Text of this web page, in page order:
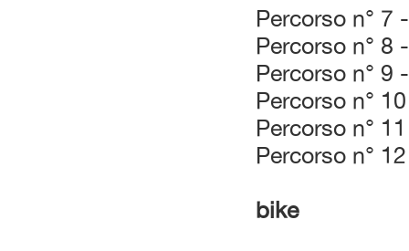
Percorso n° 7
Percorso n° 8
Percorso n° 9
Percorso n°
Percorso n°
Percorso n°
bike